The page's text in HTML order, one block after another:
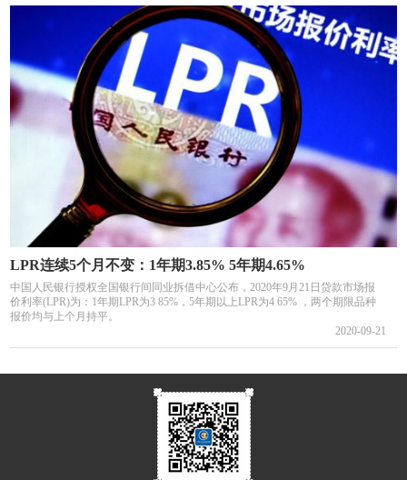
LPR连续5个月不变：1年期3.85% 5年期4.65%
中国人民银行授权全国银行间同业拆借中心公布，2020年9月21日贷款市场报
价利率(LPR)为：1年期LPR为3 85%，5年期以上LPR为4 65% ，两个期限品种
报价均与上个月持平。
2020-09-21